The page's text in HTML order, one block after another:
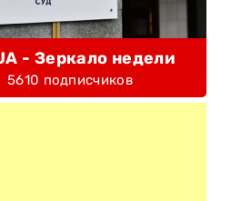
- Зеркало недели
5610 подписчиков